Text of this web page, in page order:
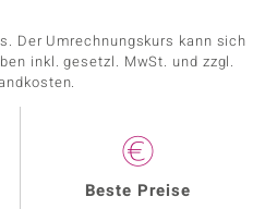
Der Umrechnungskurs kann sich
inkl. gesetzl. MwSt. und zzgl.
Beste Preise